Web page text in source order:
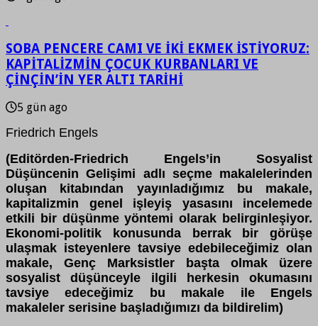
SOBA PENCERE CAMI VE İKİ EKMEK İSTİYORUZ:
KAPİTALİZMİN ÇOCUK KURBANLARI VE
ÇİNÇİN’İN YER ALTI TARİHİ
5 gün ago
Friedrich Engels
(Editörden-Friedrich Engels’in Sosyalist
Düşüncenin Gelişimi adlı seçme makalelerinden
oluşan kitabından yayınladığımız bu makale,
kapitalizmin genel işleyiş yasasını incelemede
etkili bir düşünme yöntemi olarak belirginleşiyor.
Ekonomi-politik konusunda berrak bir görüşe
ulaşmak isteyenlere tavsiye edebileceğimiz olan
makale, Genç Marksistler başta olmak üzere
sosyalist düşünceyle ilgili herkesin okumasını
tavsiye edeceğimiz bu makale ile Engels
makaleler serisine başladığımızı da bildirelim)